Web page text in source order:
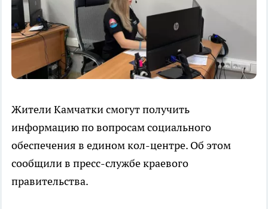
Жители Камчатки смогут получить
информацию по вопросам социального
обеспечения в едином кол-центре. Об этом
сообщили в пресс-службе краевого
правительства.